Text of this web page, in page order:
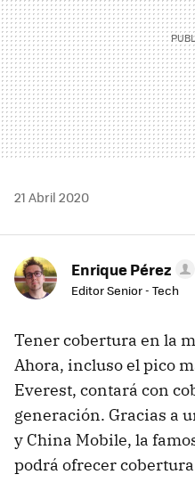
21 Abril 2020
Enrique Pérez
Editor Senior - Tech
Tener cobertura en la
Ahora, incluso el pico
Everest, contará con
generación. Gracias a
y China Mobile, la
podrá ofrecer cobertura